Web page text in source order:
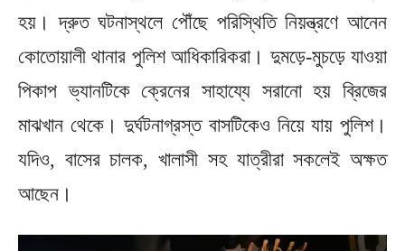
হয়। দ্রুত ঘটনাস্থলে পৌঁছে পরিস্থিতি নিয়ন্ত্রণে আনেন
কোতোয়ালী থানার পুলিশ আধিকারিকরা। দুমড়ে-মুচড়ে যাওয়া
পিকাপ ভ্যানটিকে ক্রেনের সাহায্যে সরানো হয় ব্রিজের
মাঝখান থেকে। দুর্ঘটনাগ্রস্ত বাসটিকেও নিয়ে যায় পুলিশ।
যদিও, বাসের চালক, খালাসী সহ যাত্রীরা সকলেই অক্ষত
আছেন।